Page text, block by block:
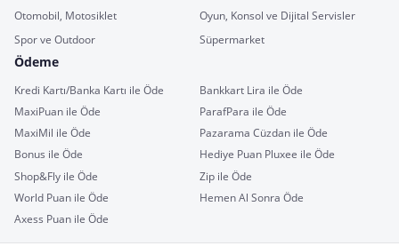
Otomobil, Motosiklet
Oyun, Konsol ve Dijital Servisler
Spor ve Outdoor
Süpermarket
Ödeme
Kredi Kartı/Banka Kartı ile Öde
Bankkart Lira ile Öde
MaxiPuan ile Öde
ParafPara ile Öde
MaxiMil ile Öde
Pazarama Cüzdan ile Öde
Bonus ile Öde
Hediye Puan Pluxee ile Öde
Shop&Fly ile Öde
Zip ile Öde
World Puan ile Öde
Hemen Al Sonra Öde
Axess Puan ile Öde